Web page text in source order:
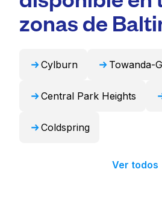
puede encargarse de
profesional y devolverlos
zonas de
Cylburn Towanda-
Central Park Heights
Coldspring
Ver todos